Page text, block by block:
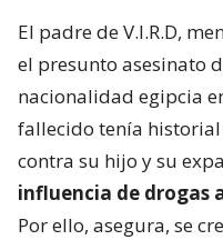
El padre de V.I.R.D,
el presunto asesinato
nacionalidad egipcia
fallecido tenía
contra su hijo y su
influencia de drogas
Por ello, asegura, se